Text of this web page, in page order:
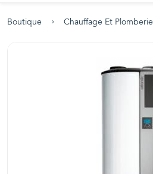
Boutique Chauffage Et Plomberie